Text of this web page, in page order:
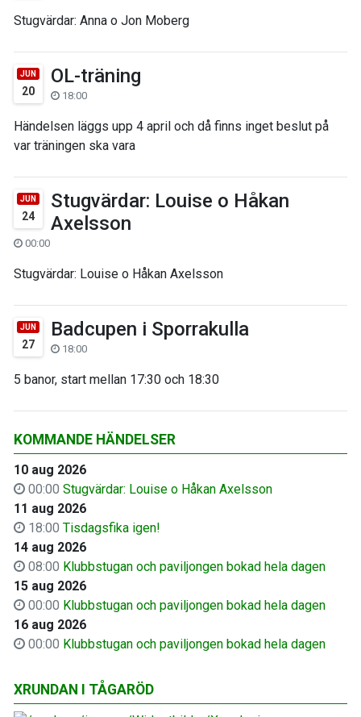
KOMMANDE HÄNDELSER
10 aug 2026
00:00 Stugvärdar: Louise o Håkan Axelsson
11 aug 2026
18:00 Tisdagsfika igen!
14 aug 2026
08:00 Klubbstugan och paviljongen bokad hela dagen
15 aug 2026
00:00 Klubbstugan och paviljongen bokad hela dagen
16 aug 2026
00:00 Klubbstugan och paviljongen bokad hela dagen
Stugvärdar: Anna o Jon Moberg
JUN
20
OL-träning
18:00
Händelsen läggs upp 4 april och då finns inget beslut på
var träningen ska vara
JUN
24
Stugvärdar: Louise o Håkan
Axelsson
00:00
Stugvärdar: Louise o Håkan Axelsson
JUN
27
Badcupen i Sporrakulla
18:00
5 banor, start mellan 17:30 och 18:30
XRUNDAN I TÅGARÖD